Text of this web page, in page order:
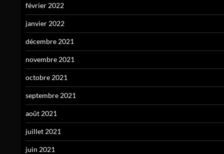
février 2022
janvier 2022
décembre 2021
novembre 2021
octobre 2021
septembre 2021
août 2021
juillet 2021
juin 2021